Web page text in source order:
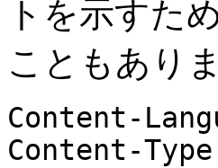
トを示すた
こともありま
Content-
Content-